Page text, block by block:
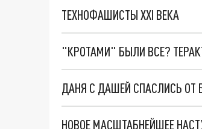
ТЕХНОФАШИСТЫ XXI ВЕКА
"КРОТАМИ" БЫЛИ ВСЕ?
ДАНЯ С ДАШЕЙ СПАСЛИСЬ ОТ